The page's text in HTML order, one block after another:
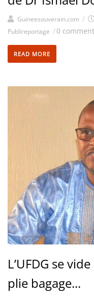
Guineesouverain.com /
Publireportage /0
READ MORE
L’UFDG se
plie bagage...